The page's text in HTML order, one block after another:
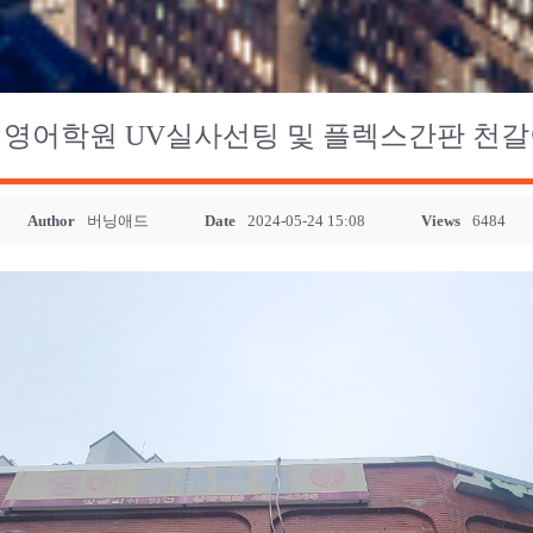
어학원 UV실사선팅 및 플렉스간판 천
Author 버닝애드 Date 2024-05-24 15:08 Views 6484